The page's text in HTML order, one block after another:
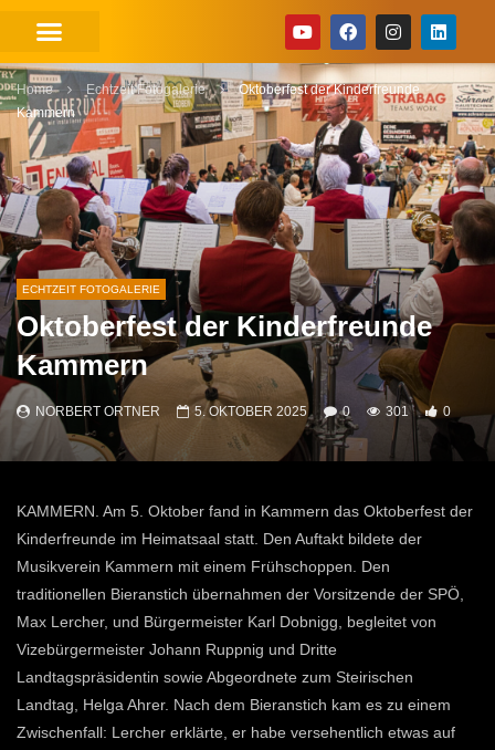
Home Echtzeit Fotogalerie
Oktoberfest der Kinderfreunde
Kammern
ECHTZEIT FOTOGALERIE
Oktoberfest der Kinderfreunde
Kammern
NORBERT ORTNER 5. OKTOBER 2025 0 301 0
KAMMERN. Am 5. Oktober fand in Kammern das Oktoberfest der
Kinderfreunde im Heimatsaal statt. Den Auftakt bildete der
Musikverein Kammern mit einem Frühschoppen. Den
traditionellen Bieranstich übernahmen der Vorsitzende der SPÖ,
Max Lercher, und Bürgermeister Karl Dobnigg, begleitet von
Vizebürgermeister Johann Ruppnig und Dritte
Landtagspräsidentin sowie Abgeordnete zum Steirischen
Landtag, Helga Ahrer. Nach dem Bieranstich kam es zu einem
Zwischenfall: Lercher erklärte, er habe versehentlich etwas auf